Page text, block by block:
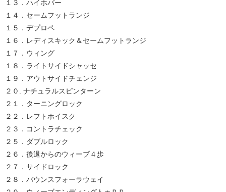
１３．ハイホバー
１４．セームフットランジ
１５．デプロペ
１６．レディスキック＆セームフットランジ
１７．ウィング
１８．ライトサイドシャッセ
１９．アウトサイドチェンジ
２０. ナチュラルスピンターン
２１．ターニングロック
２２．レフトホイスク
２３．コントラチェック
２５．ダブルロック
２６．後退からのウィーブ４歩
２７．サイドロック
２８．バウンスフォーラウェイ